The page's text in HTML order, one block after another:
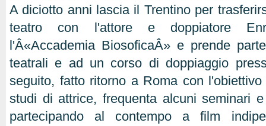
A diciotto anni lascia il Trentino per
teatro con l'attore e doppiatore
l'Â«Accademia BiosoficaÂ» e prende
teatrali e ad un corso di doppiaggio
seguito, fatto ritorno a Roma con
studi di attrice, frequenta alcuni seminari
partecipando al contempo a film